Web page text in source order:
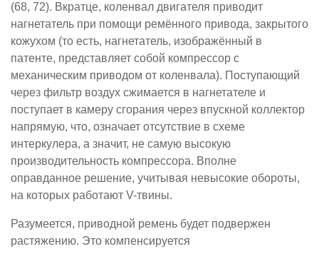
(68, 72). Вкратце, коленвал двигателя приводит
нагнетатель при помощи ремённого привода, закрытого
кожухом (то есть, нагнетатель, изображённый в
патенте, представляет собой компрессор с
механическим приводом от коленвала). Поступающий
через фильтр воздух сжимается в нагнетателе и
поступает в камеру сгорания через впускной коллектор
напрямую, что, означает отсутствие в схеме
интеркулера, а значит, не самую высокую
производительность компрессора. Вполне
оправданное решение, учитывая невысокие обороты,
на которых работают V-твины.
Разумеется, приводной ремень будет подвержен
растяжению. Это компенсируется